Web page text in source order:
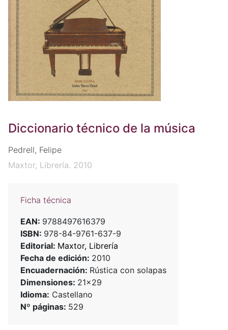
Diccionario técnico de la música
Pedrell, Felipe
Maxtor, Librería. 2010
Ficha técnica
EAN: 9788497616379
ISBN: 978-84-9761-637-9
Editorial: Maxtor, Librería
Fecha de edición: 2010
Encuadernación: Rústica con solapas
Dimensiones: 21x29
Idioma: Castellano
Nº páginas: 529